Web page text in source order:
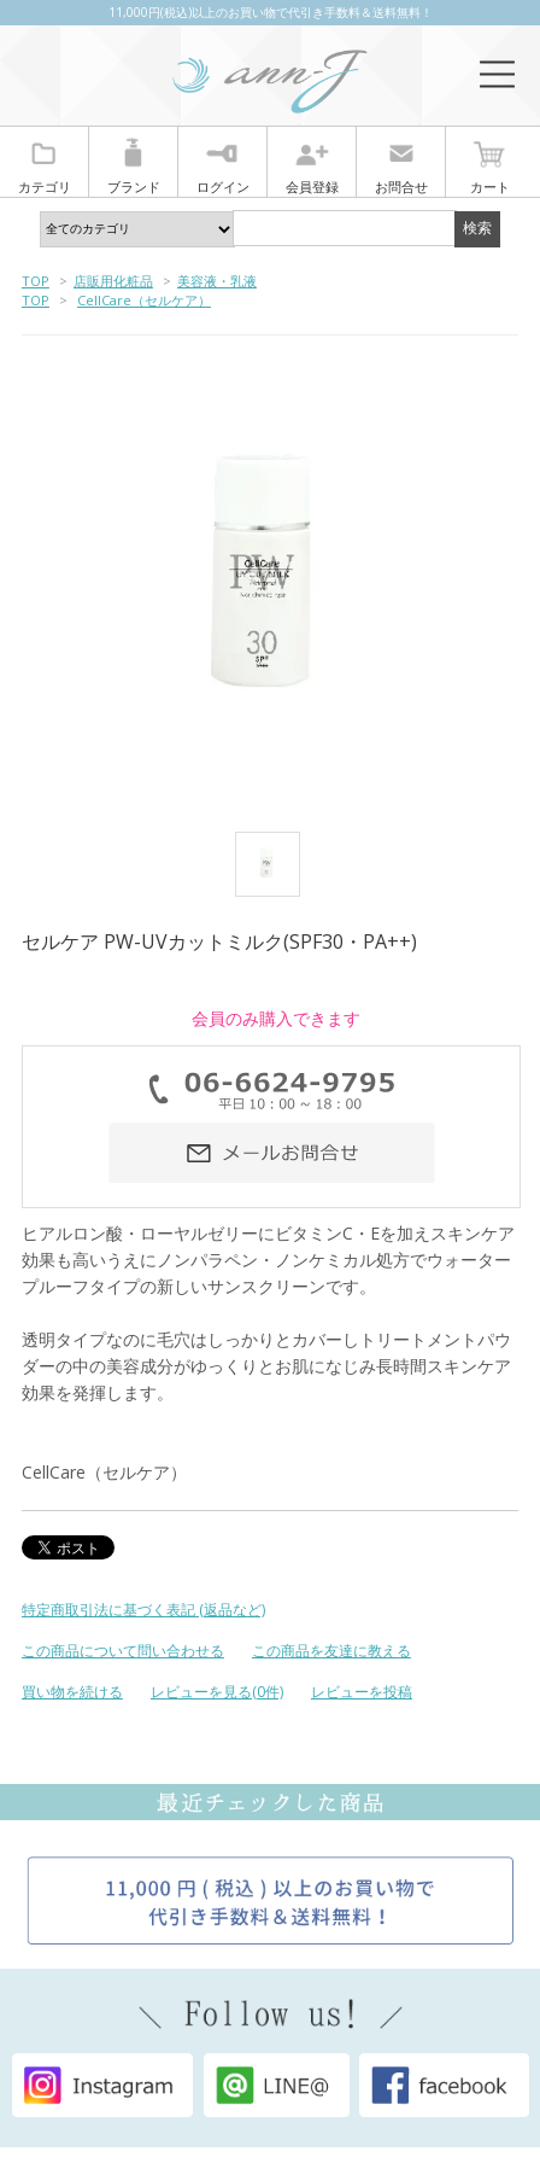
11,000円(税込)以上のお買い物で代引き手数料＆送料無料！
カテゴリ ブランド ログイン 会員登録 お問合せ カート
TOP > 店販用化粧品 > 美容液・乳液
TOP
> CellCare（セルケア）
セルケア PW-UVカットミルク(SPF30・PA++)
会員のみ購入できます
ヒアルロン酸・ローヤルゼリーにビタミンC・Eを加えスキンケア
効果も高いうえにノンパラペン・ノンケミカル処方でウォーター
プルーフタイプの新しいサンスクリーンです。
透明タイプなのに毛穴はしっかりとカバーしトリートメントパウ
ダーの中の美容成分がゆっくりとお肌になじみ長時間スキンケア
効果を発揮します。
CellCare（セルケア）
特定商取引法に基づく表記 (返品など)
この商品について問い合わせる
この商品を友達に教える
買い物を続ける
レビューを見る(0件) レビューを投稿